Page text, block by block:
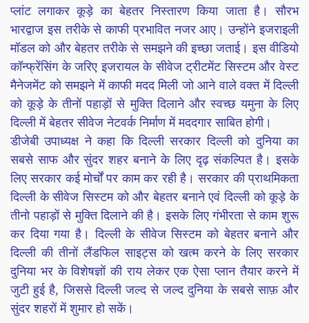
प्लांट लगाकर कूड़े का बेहतर निस्तारण किया जाता है। सौरभ
भारद्वाज इस तरीके से काफी प्रभावित नजर आए। उन्होंने इजराइली
मॉडल को और बेहतर तरीके से समझने की इच्छा जताई। इस वीडियो
कॉन्फ्रेंसिंग के जरिए इजरायल के सीवेज ट्रीटमेंट सिस्टम और वेस्ट
मैनेजमेंट को समझने में काफी मदद मिली जो आने वाले वक्त में दिल्ली
को कूड़े के तीनों पहाड़ों से मुक्ति दिलाने और स्वच्छ यमुना के लिए
दिल्ली में बेहतर सीवेज नेटवर्क निर्माण में मददगार साबित होगी।
डीजेबी उपाध्यक्ष ने कहा कि दिल्ली सरकार दिल्ली को दुनिया का
सबसे साफ और सुंदर शहर बनाने के लिए दृढ़ संकल्पित है। इसके
लिए सरकार कई मोर्चों पर काम कर रही है। सरकार की प्राथमिकता
दिल्ली के सीवेज सिस्टम को और बेहतर बनाने एवं दिल्ली को कूड़े के
तीनो पहाड़ों से मुक्ति दिलाने की है। इसके लिए गंभीरता से काम शुरू
कर दिया गया है। दिल्ली के सीवेज सिस्टम को बेहतर बनाने और
दिल्ली की तीनों लैंडफिल साइट्स को खत्म करने के लिए सरकार
दुनिया भर के विशेषज्ञों की राय लेकर एक ऐसा प्लान तैयार करने में
जुटी हुई है, जिससे दिल्ली जल्द से जल्द दुनिया के सबसे साफ़ और
सुंदर शहरों में शुमार हो सकें।